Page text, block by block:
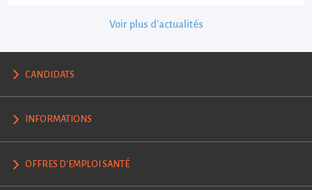
Voir plus d'actualités
CANDIDATS
INFORMATIONS
OFFRES D'EMPLOI SANTÉ